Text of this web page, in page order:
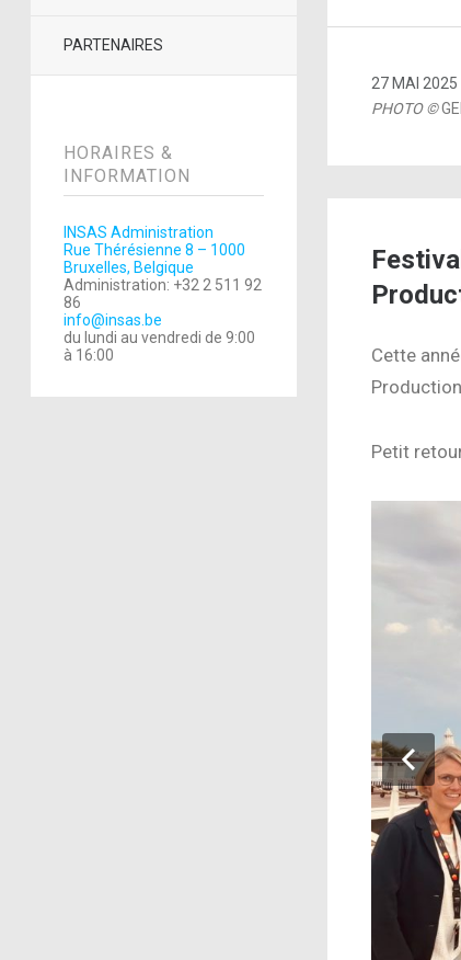
PARTENAIRES
HORAIRES &
INFORMATION
INSAS Administration
Rue Thérésienne 8 – 1000
Bruxelles, Belgique
Administration: +32 2 511 92
86
info@insas.be
du lundi au vendredi de 9:00
à 16:00
27 MAI 2025
PHOTO ©
Cette
Petit